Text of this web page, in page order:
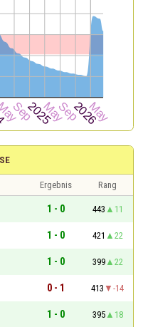
Ergebnis
Rang
1 - 0 443
11
1 - 0 421
22
1 - 0 399
22
0 - 1 413
-14
1 - 0 395
18